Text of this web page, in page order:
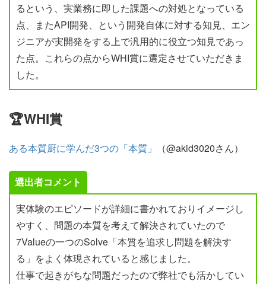
るという、実業務に即した課題への対処となっている
点、またAPI開発、という開発自体に対する知見、エン
ジニアが実開発をする上で汎用的に役立つ知見であっ
た点。これらの点からWHI賞に選定させていただきま
した。
🏆WHI賞
ある本質厨に学んだ3つの「本質」 （@akid3020さん）
選出者コメント
実体験のエピソードが詳細に書かれておりイメージし
やすく、問題の本質を考えて解決されていたので
7Valueの一つのSolve「本質を追求し問題を解決す
る」をよく体現されていると感じました。
仕事で起きがちな問題だったので弊社でも活かしてい